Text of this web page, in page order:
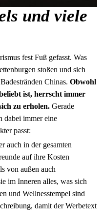
und viele
fest Fuß gefasst. Was
stoßen und sich
Chinas. Obwohl
ist, herrscht immer
zu erholen. Gerade
dabei immer eine
passt:
auch in der gesamten
auf ihre Kosten
von außen auch
im Inneren alles, was sich
und Wellnesstempel sind
damit der Werbetext